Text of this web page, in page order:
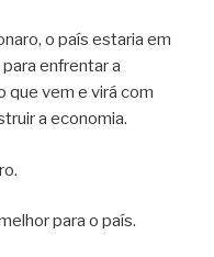
o país estaria em
enfrentar a
que vem e virá com
a economia.
para o país.